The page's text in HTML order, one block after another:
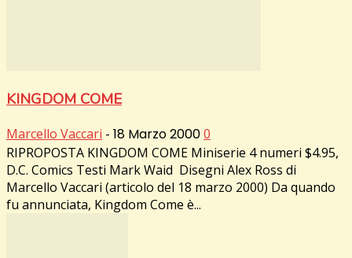
KINGDOM COME
Marcello Vaccari - 18 Marzo 20000
RIPROPOSTA KINGDOM COME Miniserie 4 numeri $4.95,
D.C. Comics Testi Mark Waid Disegni Alex Ross di
Marcello Vaccari (articolo del 18 marzo 2000) Da quando
fu annunciata, Kingdom Come è...